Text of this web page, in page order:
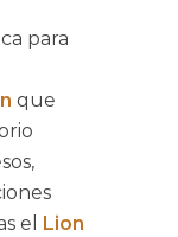
para
que
el Lion